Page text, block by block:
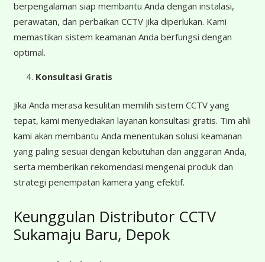
berpengalaman siap membantu Anda dengan instalasi,
perawatan, dan perbaikan CCTV jika diperlukan. Kami
memastikan sistem keamanan Anda berfungsi dengan
optimal.
Konsultasi Gratis
Jika Anda merasa kesulitan memilih sistem CCTV yang
tepat, kami menyediakan layanan konsultasi gratis. Tim ahli
kami akan membantu Anda menentukan solusi keamanan
yang paling sesuai dengan kebutuhan dan anggaran Anda,
serta memberikan rekomendasi mengenai produk dan
strategi penempatan kamera yang efektif.
Keunggulan Distributor CCTV
Sukamaju Baru, Depok